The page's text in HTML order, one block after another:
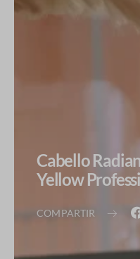
Cabello
Yellow
COMPARTIR